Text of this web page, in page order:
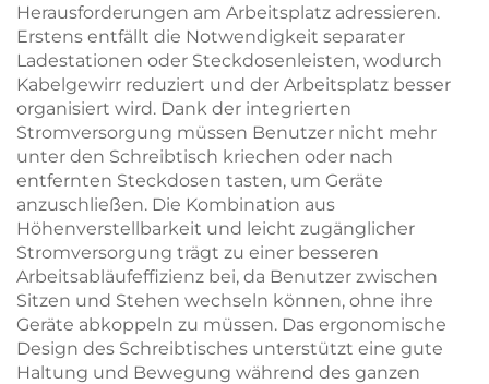
Herausforderungen am Arbeitsplatz adressieren.
Erstens entfällt die Notwendigkeit separater
Ladestationen oder Steckdosenleisten, wodurch
Kabelgewirr reduziert und der Arbeitsplatz besser
organisiert wird. Dank der integrierten
Stromversorgung müssen Benutzer nicht mehr
unter den Schreibtisch kriechen oder nach
entfernten Steckdosen tasten, um Geräte
anzuschließen. Die Kombination aus
Höhenverstellbarkeit und leicht zugänglicher
Stromversorgung trägt zu einer besseren
Arbeitsabläufeffizienz bei, da Benutzer zwischen
Sitzen und Stehen wechseln können, ohne ihre
Geräte abkoppeln zu müssen. Das ergonomische
Design des Schreibtisches unterstützt eine gute
Haltung und Bewegung während des ganzen